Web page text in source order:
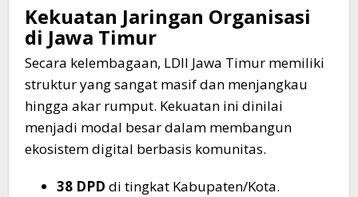
​Kekuatan Jaringan Organisasi
di Jawa Timur
​Secara kelembagaan, LDII Jawa Timur memiliki
struktur yang sangat masif dan menjangkau
hingga akar rumput. Kekuatan ini dinilai
menjadi modal besar dalam membangun
ekosistem digital berbasis komunitas.
38 DPD di tingkat Kabupaten/Kota.